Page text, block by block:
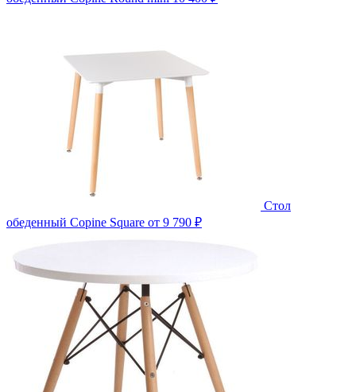
Стол
обеденный Copine Square от 9 790 ₽